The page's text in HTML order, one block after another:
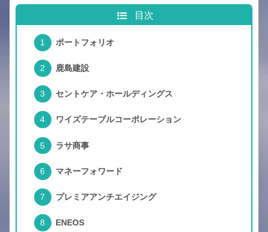
目次
ポートフォリオ
鹿島建設
セントケア・ホールディングス
ワイズテーブルコーポレーション
ラサ商事
マネーフォワード
プレミアアンチエイジング
ENEOS